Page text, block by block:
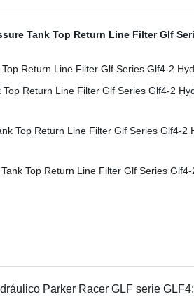
Parker Racer GLF serie GLF4: